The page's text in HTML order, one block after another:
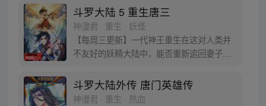
于是赶忙将其带回研究所进行孵化。蛋孵化
出来了，可孵出来的是一个婴儿，一个和人
类一模一样的孩子；与此同时，联邦研究所
正在解冻一名银色长发女子，而一名蓝发青
年则在海滨被人发现
斗罗大陆 5 重生唐三
神漫君 · 重生 · 妖怪
【每周三更新】一代神王重生在这对人类并
不友好的妖精大陆中，能否重新追回妻子。
路？尽在一代神王至情追妻之旅，斗罗大陆
第五部，重生唐三!
斗罗大陆外传 唐门英雄传
神漫君 · 重生 · 热血